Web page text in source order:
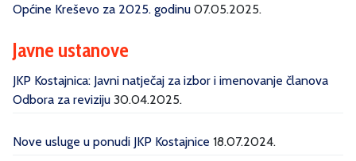
Općine Kreševo za 2025. godinu 07.05.2025.
Javne ustanove
JKP Kostajnica: Javni natječaj za izbor i imenovanje članova
Odbora za reviziju 30.04.2025.
Nove usluge u ponudi JKP Kostajnice 18.07.2024.